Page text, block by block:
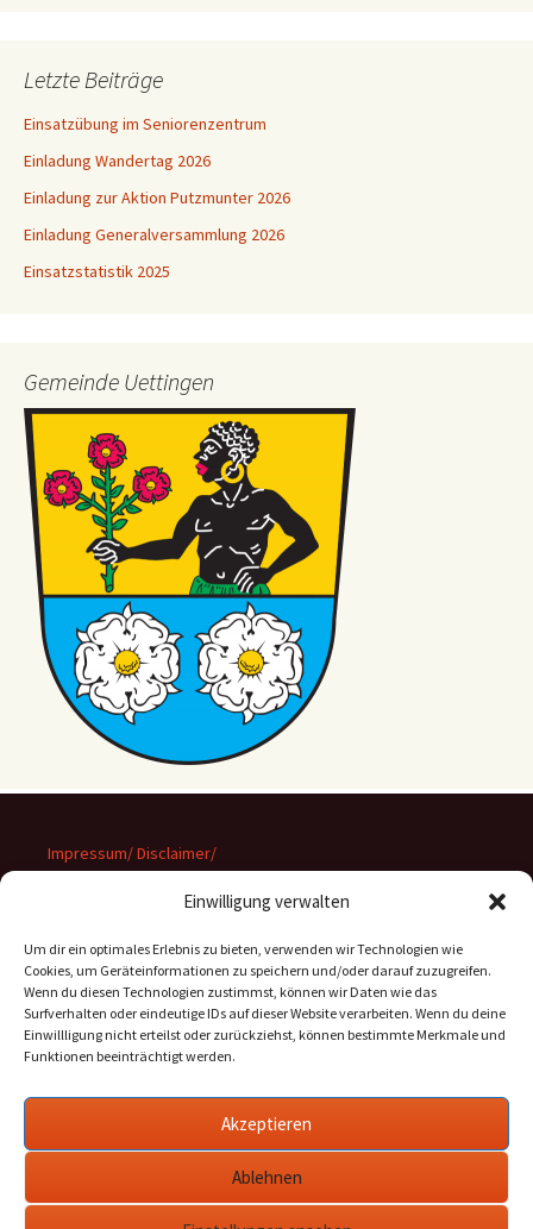
Einwilligung verwalten
Um dir ein optimales Erlebnis zu bieten, verwenden wir Technologien wie
Cookies, um Geräteinformationen zu speichern und/oder darauf zuzugreifen.
Wenn du diesen Technologien zustimmst, können wir Daten wie das
Surfverhalten oder eindeutige IDs auf dieser Website verarbeiten. Wenn du deine
Einwillligung nicht erteilst oder zurückziehst, können bestimmte Merkmale und
Funktionen beeinträchtigt werden.
Akzeptieren
Ablehnen
Letzte Beiträge
Einsatzübung im Seniorenzentrum
Einladung Wandertag 2026
Einladung zur Aktion Putzmunter 2026
Einladung Generalversammlung 2026
Einsatzstatistik 2025
Gemeinde Uettingen
Impressum/ Disclaimer/
Datenschutz
Suchen
nach: